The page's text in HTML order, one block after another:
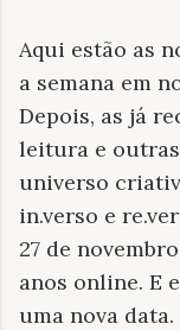
Aqui estão as
a semana em
Depois, as já
leitura e
universo
in.verso e
27 de
anos online. E
uma nova